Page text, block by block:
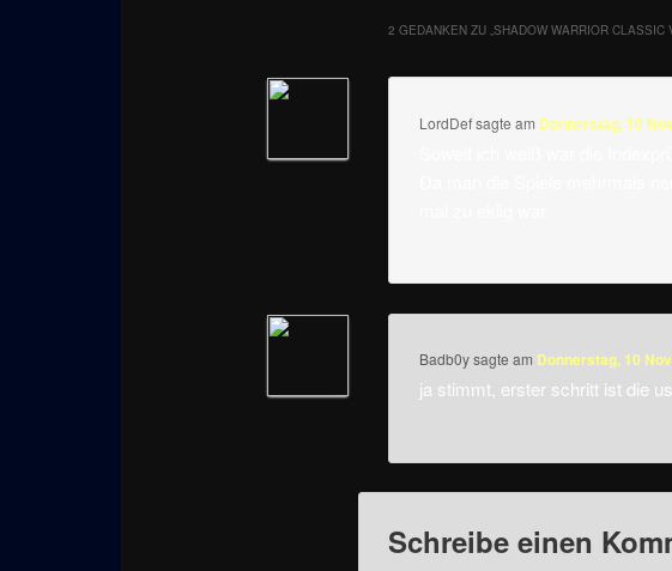
2 GEDANKEN ZU „SHADOW WARRIOR CLASSIC
LordDefsagte am Donnerstag, 10
Badb0ysagte am Donnerstag, 10
ja stimmt, erster schritt ist die
Schreibe einen